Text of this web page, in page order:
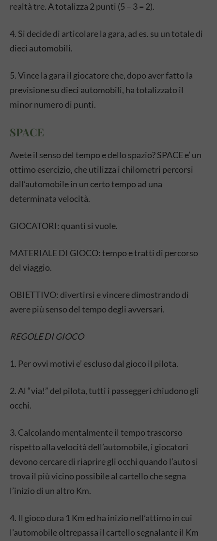
realtà tre. A totalizza 2 punti (5 – 3 = 2).
4. Si decide di articolare la gara, ad es. su un totale di
dieci automobili.
5. Vince la gara il giocatore che, dopo aver fatto la
previsione su dieci automobili, ha totalizzato il
minor numero di punti.
SPACE
Avete il senso del tempo e dello spazio? SPACE e’ un
ottimo esercizio, che utilizza i chilometri percorsi
dall’automobile in un certo tempo ad una
determinata velocità.
GIOCATORI: quanti si vuole.
MATERIALE DI GIOCO: tempo e tratti di percorso
del viaggio.
OBIETTIVO: divertirsi e vincere dimostrando di
avere più senso del tempo degli avversari.
REGOLE DI GIOCO
1. Per ovvi motivi e’ escluso dal gioco il pilota.
2. Al “via!” del pilota, tutti i passeggeri chiudono gli
occhi.
3. Calcolando mentalmente il tempo trascorso
rispetto alla velocità dell’automobile, i giocatori
devono cercare di riaprire gli occhi quando l’auto si
trova il più vicino possibile al cartello che segna
l’inizio di un altro Km.
4. Il gioco dura 1 Km ed ha inizio nell’attimo in cui
l’automobile oltrepassa il cartello segnalante il Km